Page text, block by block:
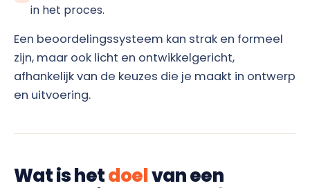
in het proces.
Een beoordelingssysteem kan strak en formeel
zijn, maar ook licht en ontwikkelgericht,
afhankelijk van de keuzes die je maakt in ontwerp
en uitvoering.
Wat is hetdoelvan een